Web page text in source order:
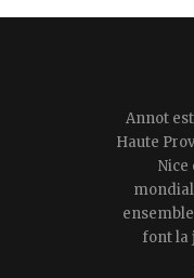
Annot
Haute
Nice
font la